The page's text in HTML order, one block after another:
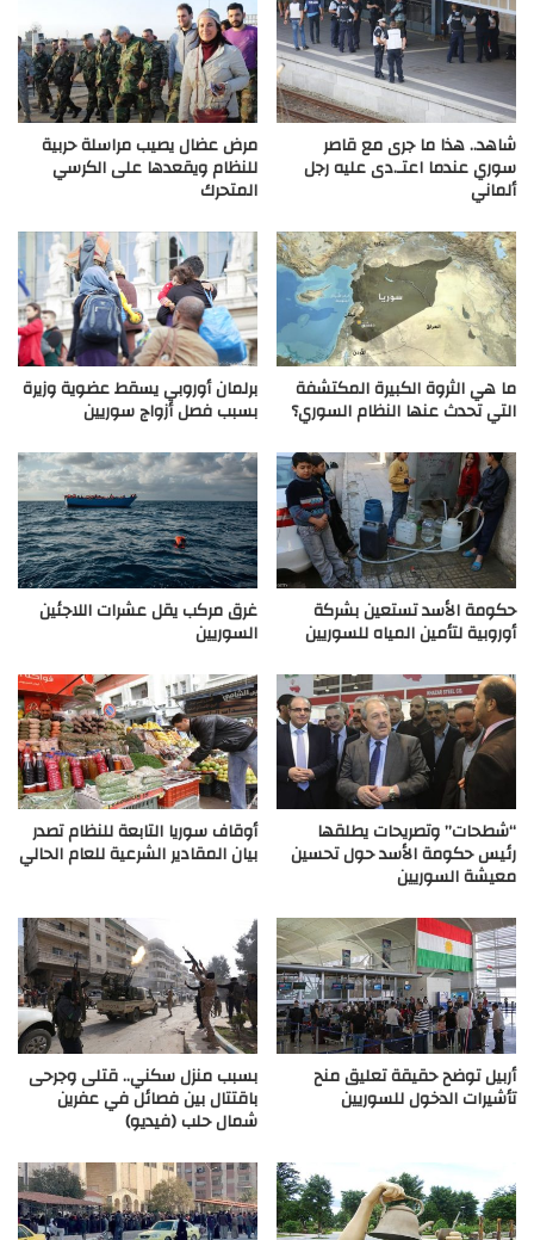
شاهد.. هذا ما جرى مع قاصر
سوري عندما اعتـ.دى عليه رجل
ألماني
مرض عضال يصيب مراسلة حربية
للنظام ويقعدها على الكرسي
المتحرك
ما هي الثروة الكبيرة المكتشفة
التي تحدث عنها النظام السوري؟
برلمان أوروبي يسقط عضوية وزيرة
بسبب فصل أزواج سوريين
حكومة الأسد تستعين بشركة
أوروبية لتأمين المياه للسوريين
غرق مركب يقل عشرات اللاجئين
السوريين
“شطحات” وتصريحات يطلقها
رئيس حكومة الأسد حول تحسين
معيشة السوريين
أوقاف سوريا التابعة للنظام تصدر
بيان المقادير الشرعية للعام الحالي
أربيل توضح حقيقة تعليق منح
تأشيرات الدخول للسوريين
بسبب منزل سكني.. قتلى وجرحى
باقتتال بين فصائل في عفرين
شمال حلب (فيديو)